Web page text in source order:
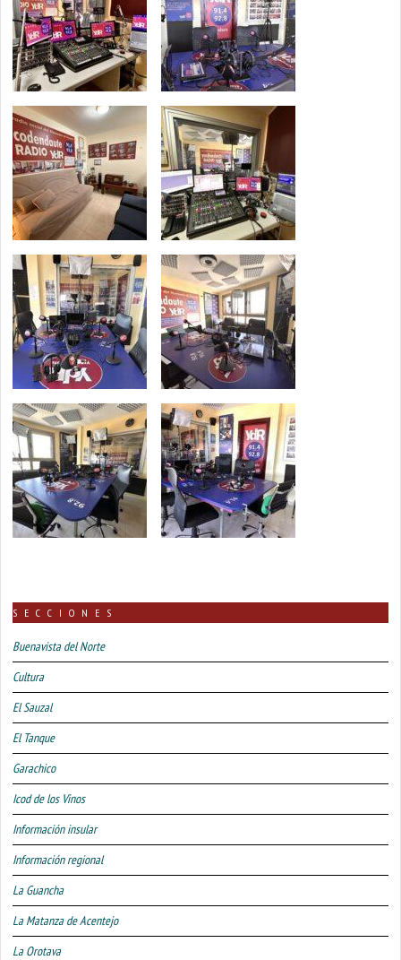
SECCIONES
Buenavista del Norte
Cultura
El Sauzal
El Tanque
Garachico
Icod de los Vinos
Información insular
Información regional
La Guancha
La Matanza de Acentejo
La Orotava